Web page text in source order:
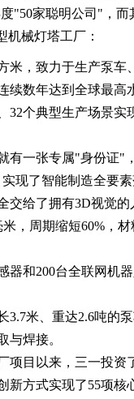
度"50家聪明公司"，而
机械灯塔工厂：
米，致力于生产泵车
续数年达到全球最高
32个典型生产场景实
有一张专属"身份证"
现了智能制造全要素
交给了拥有3D视觉的
，周期缩短60%，
器和200台全联网机
3.7米、重达2.6吨的
与焊接。
项目以来，三一投资
新方式实现了55项核